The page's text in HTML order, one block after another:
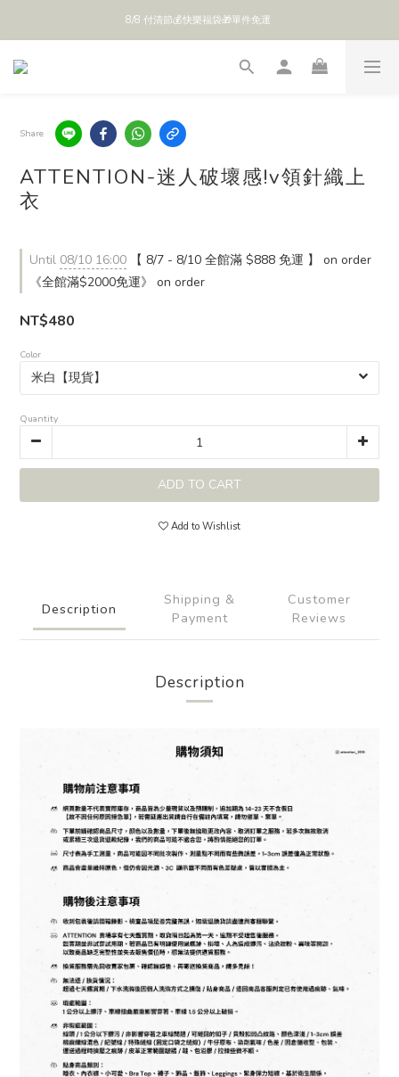
全館 $888 免運
8/8 付清節💰快樂福袋🎁單件免運
Share
ATTENTION-迷人破壞感!v領針織上
衣
Until 08/10 16:00 【 8/7 - 8/10 全館滿 $888 免運 】 on order
《全館滿$2000免運》 on order
NT$480
Color
Quantity
ADD TO CART
Add to Wishlist
Description
Shipping &
Payment
Customer
Reviews
Description